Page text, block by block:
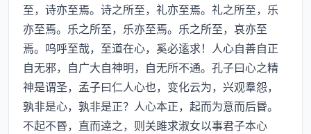
至，诗亦至焉。诗之所至，礼亦至焉。礼之所至，乐
亦至焉。乐之所至，乐亦至焉。乐之所至，哀亦至
焉。呜呼至哉，至道在心，奚必逺求！人心自善自正
自无邪，自广大自神明，自无所不通。孔子曰心之精
神是谓圣，孟子曰仁人心也，变化云为，兴观羣怨，
孰非是心，孰非是正？人心本正，起而为意而后昬。
不起不昬，直而逹之，则关雎求淑女以事君子本心